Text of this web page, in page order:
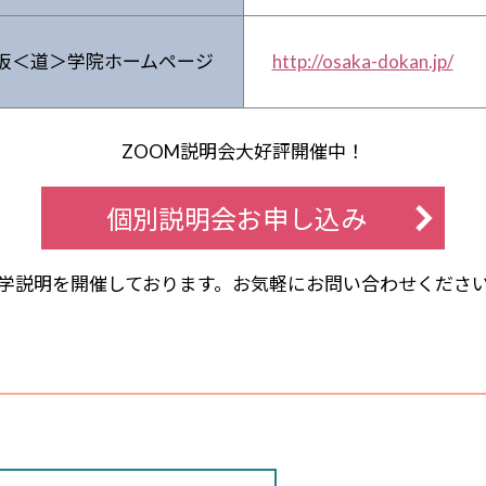
＜道＞学院ホームページ http://osaka-dokan.jp/
ZOOM説明会大好評開催中！
個別説明会お申し込み
説明を開催しております。お気軽にお問い合わせくださ